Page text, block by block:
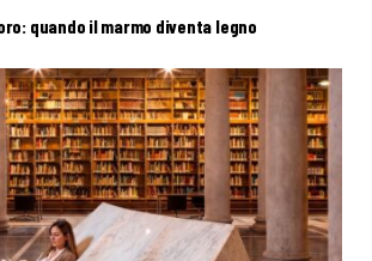
quando il marmo diventa legno